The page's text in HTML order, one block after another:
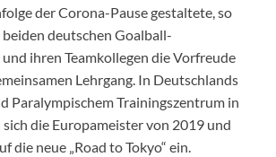
der Corona-Pause gestaltete, so
deutschen Goalball-
ihren Teamkollegen die Vorfreude
Lehrgang. In Deutschlands
Paralympischem Trainingszentrum in
die Europameister von 2019 und
die neue „Road to Tokyo“ ein.